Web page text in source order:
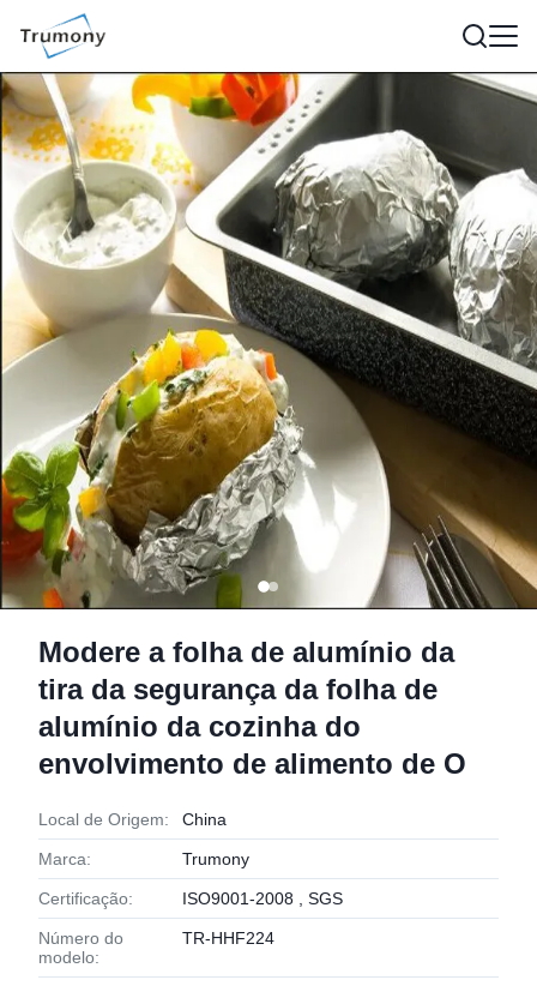
Modere a folha de alumínio da
tira da segurança da folha de
alumínio da cozinha do
envolvimento de alimento de O
Local de Origem: China
Marca: Trumony
Certificação: ISO9001-2008 , SGS
Número do
modelo:
TR-HHF224